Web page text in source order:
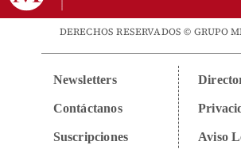
DERECHOS RESERVADOS © GRUPO
Newsletters
Contáctanos
Suscripciones Aviso